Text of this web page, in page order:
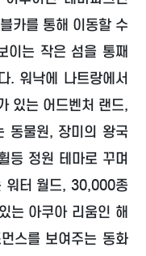
카를 통해 이동할 수
이는 작은 섬을 통째
. 워낙에 나트랑에서
있는 어드벤처 랜드,
동물원, 장미의 왕국
등 정원 테마로 꾸며
워터 월드, 30,000종
는 아쿠아 리움인 해
스를 보여주는 동화